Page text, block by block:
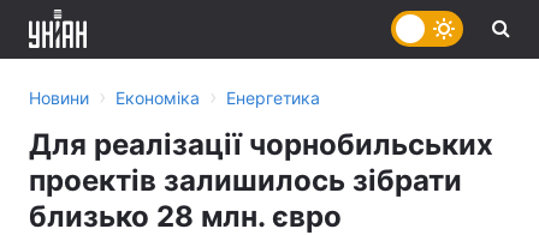
Новини › Економіка › Енергетика
Для реалізації чорнобильських
проектів залишилось зібрати
близько 28 млн. євро